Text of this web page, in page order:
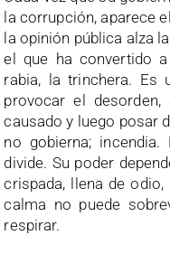
la corrupción, aparece
la opinión pública alza
el que ha convertido
rabia, la trinchera. Es
provocar el
causado y luego posar
no gobierna;
divide. Su poder
crispada, llena de
calma no puede
respirar.